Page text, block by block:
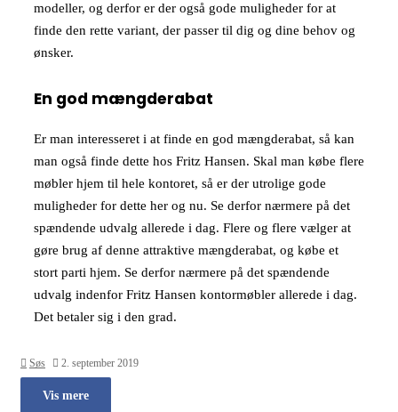
modeller, og derfor er der også gode muligheder for at
finde den rette variant, der passer til dig og dine behov og
ønsker.
En god mængderabat
Er man interesseret i at finde en god mængderabat, så kan
man også finde dette hos Fritz Hansen. Skal man købe flere
møbler hjem til hele kontoret, så er der utrolige gode
muligheder for dette her og nu. Se derfor nærmere på det
spændende udvalg allerede i dag. Flere og flere vælger at
gøre brug af denne attraktive mængderabat, og købe et
stort parti hjem. Se derfor nærmere på det spændende
udvalg indenfor Fritz Hansen kontormøbler allerede i dag.
Det betaler sig i den grad.
Søs 2. september 2019
Vis mere